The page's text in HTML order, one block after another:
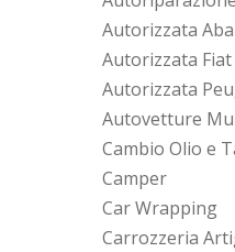
Autorizzata
Autorizzata Fiat
Autorizzata
Autovetture
Cambio Olio e
Camper
Car Wrapping
Carrozzeria